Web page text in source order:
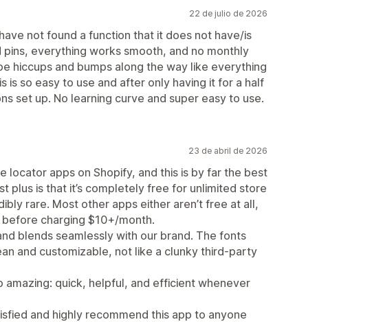
de nombre de la tienda
22 de julio de 2026
not found a function that it does not have/is
pins, everything works smooth, and no monthly
hiccups and bumps along the way like everything
is so easy to use and after only having it for a half
set up. No learning curve and super easy to use.
23 de abril de 2026
locator apps on Shopify, and this is by far the best
plus is that it’s completely free for unlimited store
rare. Most other apps either aren’t free at all,
charging $10+/month.
blends seamlessly with our brand. The fonts
and customizable, not like a clunky third-party
amazing: quick, helpful, and efficient whenever
and highly recommend this app to anyone